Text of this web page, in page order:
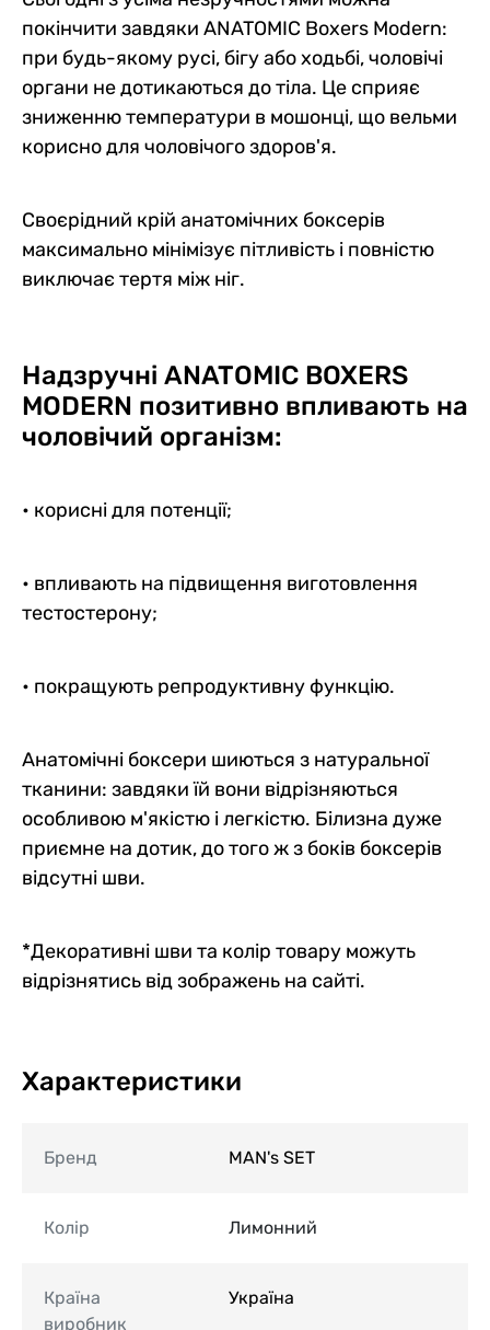
покінчити завдяки ANATOMIC Boxers Modern:
при будь-якому русі, бігу або ходьбі, чоловічі
органи не дотикаються до тіла. Це сприяє
зниженню температури в мошонці, що вельми
корисно для чоловічого здоров'я.
Своєрідний крій анатомічних боксерів
максимально мінімізує пітливість і повністю
виключає тертя між ніг.
Надзручні ANATOMIC BOXERS
MODERN позитивно впливають на
чоловічий організм:
• корисні для потенції;
• впливають на підвищення виготовлення
тестостерону;
• покращують репродуктивну функцію.
Анатомічні боксери шиються з натуральної
тканини: завдяки їй вони відрізняються
особливою м'якістю і легкістю. Білизна дуже
приємне на дотик, до того ж з боків боксерів
відсутні шви.
*Декоративні шви та колір товару можуть
відрізнятись від зображень на сайті.
Характеристики
Бренд MAN's SET
Колір Лимонний
Країна
виробник
Україна